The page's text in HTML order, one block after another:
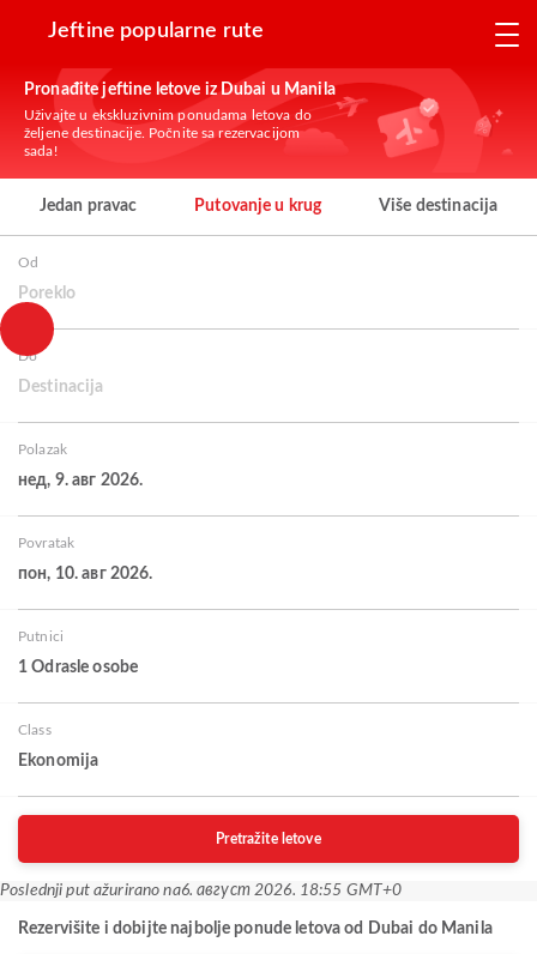
Jeftine popularne rute
Pronađite jeftine letove iz Dubai u Manila
Uživajte u ekskluzivnim ponudama letova do
željene destinacije. Počnite sa rezervacijom
sada!
Jedan pravac Putovanje u krug Više destinacija
Od
Poreklo
Do
Destinacija
Polazak
нед, 9. авг 2026.
Povratak
пон, 10. авг 2026.
Putnici
1 Odrasle osobe
Class
Ekonomija
Pretražite letove
Poslednji put ažurirano na6. август 2026. 18:55 GMT+0
Rezervišite i dobijte najbolje ponude letova od Dubai do Manila